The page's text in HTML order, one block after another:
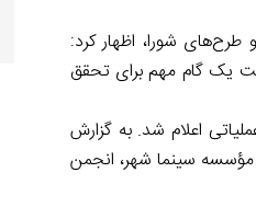
شورا، اظهار کرد:
یک گام مهم برای تحقق
عملیاتی اعلام شد. به گزارش
سینمایی فارابی، مؤسسه سینما شهر، انجمن